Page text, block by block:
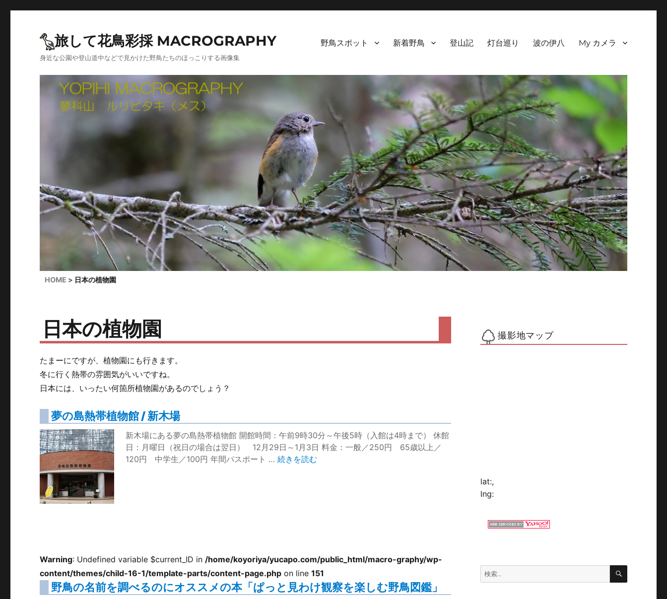
旅して花鳥彩採 MACROGRAPHY
身近な公園や登山道中などで見かけた野鳥たちのほっこりする画像集
野鳥スポット 新着野鳥 登山記 灯台巡り 波の伊八 My カメラ
HOME 日本の植物園
日本の植物園
たまーにですが、植物園にも行きます。
冬に行く熱帯の雰囲気がいいですね。
日本には、いったい何箇所植物園があるのでしょう？
夢の島熱帯植物館 / 新木場
新木場にある夢の島熱帯植物館 開館時間：午前9時30分～午後5時（入館は4時まで） 休館
日：月曜日（祝日の場合は翌日） 12月29日～1月3日 料金：一般／250円 65歳以上／
120円 中学生／100円 年間パスポート …“夢の島熱帯植物館 / 新木場” の
続きを読む
Warning: Undefined variable $current_ID in/home/koyoriya/yucapo.com/public_html/macro-graphy/wp-
content/themes/child-16-1/template-parts/content-page.php on line151
野鳥の名前を調べるのにオススメの本「ぱっと見わけ観察を楽しむ野鳥図鑑」
撮影地マップ
lat:,
lng:
検
索:
検